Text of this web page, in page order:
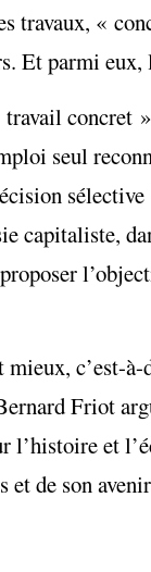
«
Et parmi
concret
seul
capitaliste,
c’est-à-
Friot
et
de son